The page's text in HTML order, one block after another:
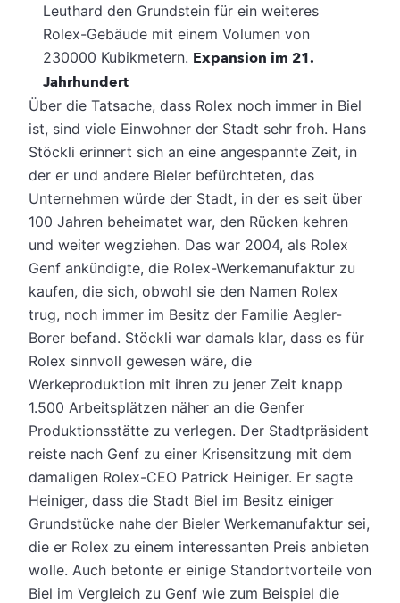
Leuthard den Grundstein für ein weiteres
Rolex-Gebäude mit einem Volumen von
230000 Kubikmetern. Expansion im 21.
Jahrhundert
Über die Tatsache, dass Rolex noch immer in Biel
ist, sind viele Einwohner der Stadt sehr froh. Hans
Stöckli erinnert sich an eine angespannte Zeit, in
der er und andere Bieler befürchteten, das
Unternehmen würde der Stadt, in der es seit über
100 Jahren beheimatet war, den Rücken kehren
und weiter wegziehen. Das war 2004, als Rolex
Genf ankündigte, die Rolex-Werkemanufaktur zu
kaufen, die sich, obwohl sie den Namen Rolex
trug, noch immer im Besitz der Familie Aegler-
Borer befand. Stöckli war damals klar, dass es für
Rolex sinnvoll gewesen wäre, die
Werkeproduktion mit ihren zu jener Zeit knapp
1.500 Arbeitsplätzen näher an die Genfer
Produktionsstätte zu verlegen. Der Stadtpräsident
reiste nach Genf zu einer Krisensitzung mit dem
damaligen Rolex-CEO Patrick Heiniger. Er sagte
Heiniger, dass die Stadt Biel im Besitz einiger
Grundstücke nahe der Bieler Werkemanufaktur sei,
die er Rolex zu einem interessanten Preis anbieten
wolle. Auch betonte er einige Standortvorteile von
Biel im Vergleich zu Genf wie zum Beispiel die